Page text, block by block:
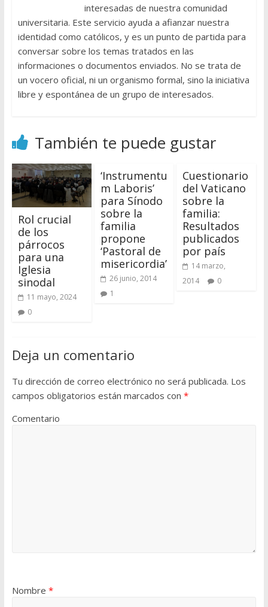
interesadas de nuestra comunidad
universitaria. Este servicio ayuda a afianzar nuestra
identidad como católicos, y es un punto de partida para
conversar sobre los temas tratados en las
informaciones o documentos enviados. No se trata de
un vocero oficial, ni un organismo formal, sino la iniciativa
libre y espontánea de un grupo de interesados.
También te puede gustar
Rol crucial
de los
párrocos
para una
Iglesia
sinodal
11 mayo, 2024
0
‘Instrumentu
m Laboris’
para Sínodo
sobre la
familia
propone
‘Pastoral de
misericordia’
26 junio, 2014
1
Cuestionario
del Vaticano
sobre la
familia:
Resultados
publicados
por país
14 marzo,
2014
0
Deja un comentario
Tu dirección de correo electrónico no será publicada. Los
campos obligatorios están marcados con *
Comentario
Nombre *